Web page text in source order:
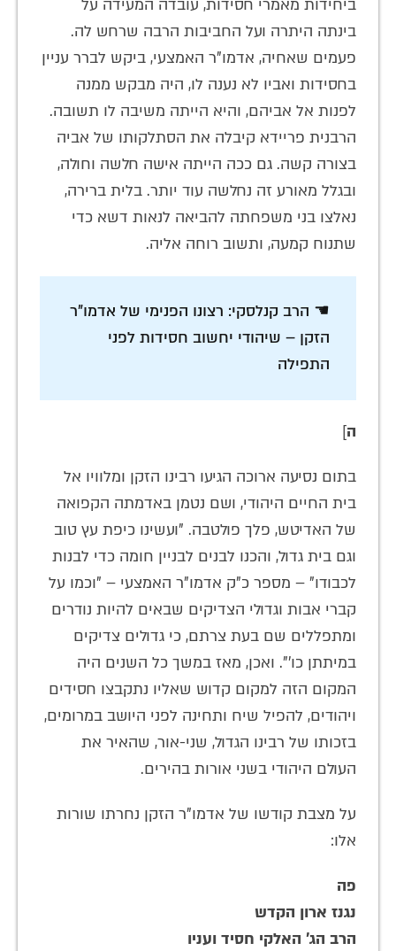
ביחידות מאמרי חסידות, עובדה המעידה על
בינתה היתרה ועל החביבות הרבה שרחש לה.
פעמים שאחיה, אדמו"ר האמצעי, ביקש לברר עניין
בחסידות ואביו לא נענה לו, היה מבקש ממנה
לפנות אל אביהם, והיא הייתה משיבה לו תשובה.
הרבנית פריידא קיבלה את הסתלקותו של אביה
בצורה קשה. גם ככה הייתה אישה חלשה וחולה,
ובגלל מאורע זה נחלשה עוד יותר. בלית ברירה,
נאלצו בני משפחתה להביאה לנאות דשא כדי
שתנוח קמעה, ותשוב רוחה אליה.
☚ הרב קנלסקי: רצונו הפנימי של אדמו"ר
הזקן – שיהודי יחשוב חסידות לפני
התפילה
ה]
בתום נסיעה ארוכה הגיעו רבינו הזקן ומלוויו אל
בית החיים היהודי, ושם נטמן באדמתה הקפואה
של האדיטש, פלך פולטבה. "ועשינו כיפת עץ טוב
וגם בית גדול, והכנו לבנים לבניין חומה כדי לבנות
לכבודו" – מספר כ"ק אדמו"ר האמצעי – "וכמו על
קברי אבות וגדולי הצדיקים שבאים להיות נודרים
ומתפללים שם בעת צרתם, כי גדולים צדיקים
במיתתן כו'". ואכן, מאז במשך כל השנים היה
המקום הזה למקום קדוש שאליו נתקבצו חסידים
ויהודים, להפיל שיח ותחינה לפני היושב במרומים,
בזכותו של רבינו הגדול, שני-אור, שהאיר את
העולם היהודי בשני אורות בהירים.
על מצבת קודשו של אדמו"ר הזקן נחרתו שורות
אלו:
פה
נגנז ארון הקדש
הרב הג' האלקי חסיד ועניו